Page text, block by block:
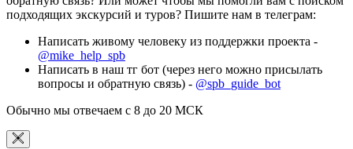
подходящих экскурсий и туров? Пишите нам в телеграм:
Написать живому человеку из поддержки проекта -
@mike_help_spb
Написать в наш тг бот (через него можно присылать
вопросы и обратную связь) - @spb_guide_bot
Обычно мы отвечаем с 8 до 20 МСК